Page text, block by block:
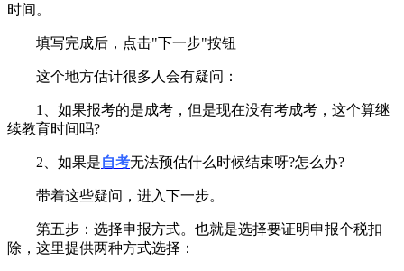
时间。
填写完成后，点击"下一步"按钮
这个地方估计很多人会有疑问：
1、如果报考的是成考，但是现在没有考成考，这个算继
续教育时间吗?
2、如果是自考无法预估什么时候结束呀?怎么办?
带着这些疑问，进入下一步。
第五步：选择申报方式。也就是选择要证明申报个税扣
除，这里提供两种方式选择：